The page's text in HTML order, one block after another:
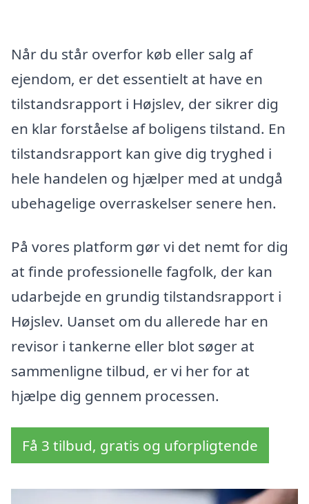
Når du står overfor køb eller salg af
ejendom, er det essentielt at have en
tilstandsrapport i Højslev, der sikrer dig
en klar forståelse af boligens tilstand. En
tilstandsrapport kan give dig tryghed i
hele handelen og hjælper med at undgå
ubehagelige overraskelser senere hen.
På vores platform gør vi det nemt for dig
at finde professionelle fagfolk, der kan
udarbejde en grundig tilstandsrapport i
Højslev. Uanset om du allerede har en
revisor i tankerne eller blot søger at
sammenligne tilbud, er vi her for at
hjælpe dig gennem processen.
Få 3 tilbud, gratis og uforpligtende